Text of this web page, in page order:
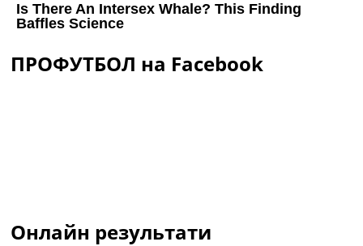
ПРОФУТБОЛ на Facebook
Онлайн результати